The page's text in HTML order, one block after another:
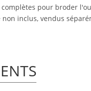
pour broder
inclus, vendus